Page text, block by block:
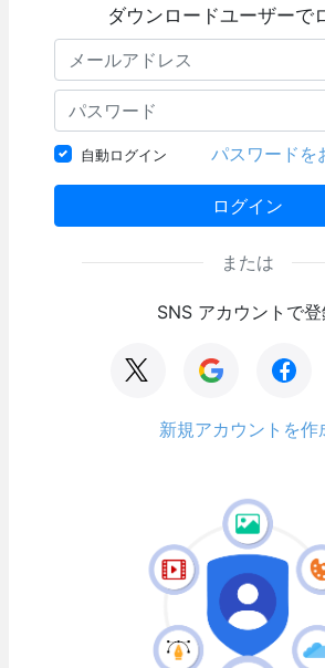
ダウンロードユーザーで
自動ログイン パスワードを
ログイン
または
SNS アカウントで
新規アカウントを作